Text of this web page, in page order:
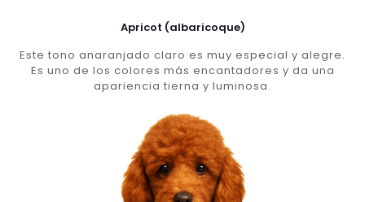
Apricot (albaricoque)
Este tono anaranjado claro es muy especial y alegre.
Es uno de los colores más encantadores y da una
apariencia tierna y luminosa.